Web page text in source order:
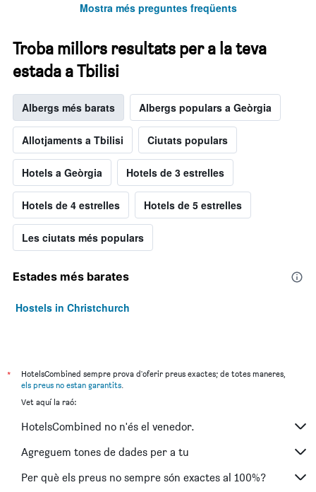
Mostra més preguntes freqüents
Troba millors resultats per a la teva
estada a Tbilisi
Albergs més barats Albergs populars a Geòrgia
Allotjaments a Tbilisi Ciutats populars
Hotels a Geòrgia Hotels de 3 estrelles
Hotels de 4 estrelles Hotels de 5 estrelles
Les ciutats més populars
Estades més barates
Hostels in Christchurch
*
HotelsCombined sempre prova d'oferir preus exactes; de totes maneres,
els preus no estan garantits.
Vet aquí la raó:
HotelsCombined no n'és el venedor.
Agreguem tones de dades per a tu
Per què els preus no sempre són exactes al 100%?